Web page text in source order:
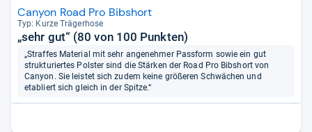
Canyon Road Pro Bibshort
Typ: Kurze Trä­ger­hose
„sehr gut“ (80 von 100 Punkten)
„Straffes Material mit sehr angenehmer Passform sowie ein gut
strukturiertes Polster sind die Stärken der Road Pro Bibshort von
Canyon. Sie leistet sich zudem keine größeren Schwächen und
etabliert sich gleich in der Spitze.“